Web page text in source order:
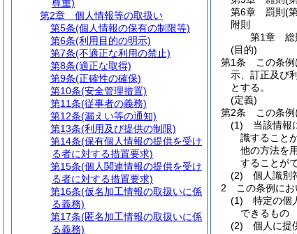
第6章
罰則 (
附則
第1章
総
(目的)
第1条
この条
示、訂正及び
とする。
(定義)
第2条
この条
(1)
当該情報
識すること
他の方法を
することが
(2)
個人識別
2
この条例に
(1)
特定の個
できるもの
(2)
個人に提
尊重)
第2章
個人情報等の取扱い
第5条(個人情報の保有の制限等)
第6条(利用目的の明示)
第7条(不適正な利用の禁止)
第8条(適正な取得)
第9条(正確性の確保)
第10条(安全管理措置)
第11条(従事者の義務)
第12条(漏えい等の通知)
第13条(利用及び提供の制限)
第14条(保有個人情報の提供を受け
る者に対する措置要求)
第15条(個人関連情報の提供を受け
る者に対する措置要求)
第16条(仮名加工情報の取扱いに係
る義務)
第17条(匿名加工情報の取扱いに係
る義務)